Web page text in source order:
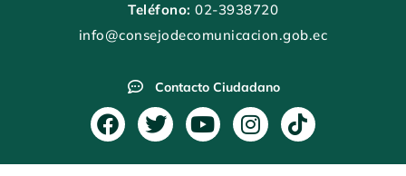
Teléfono: 02-3938720
info@consejodecomunicacion.gob.ec
Contacto Ciudadano
F
a
c
T
w
i
Y
o
u
I
n
s
T
i
k